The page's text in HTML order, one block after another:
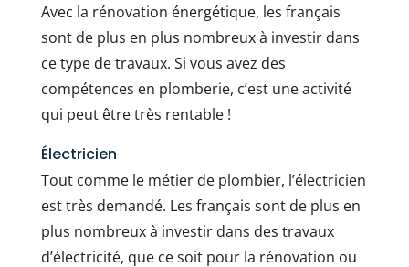
Avec la rénovation énergétique, les français
sont de plus en plus nombreux à investir dans
ce type de travaux. Si vous avez des
compétences en plomberie, c’est une activité
qui peut être très rentable !
Électricien
Tout comme le métier de plombier, l’électricien
est très demandé. Les français sont de plus en
plus nombreux à investir dans des travaux
d’électricité, que ce soit pour la rénovation ou